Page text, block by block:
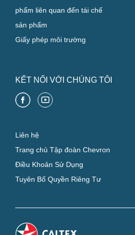
phẩm liên quan đến tái chế
sản phẩm
Giấy phép môi trường
KẾT NỐI VỚI CHÚNG TÔI
Liên hệ
Trang chủ Tập đoàn Chevron
Điều Khoản Sử Dụng
Tuyên Bố Quyền Riêng Tư